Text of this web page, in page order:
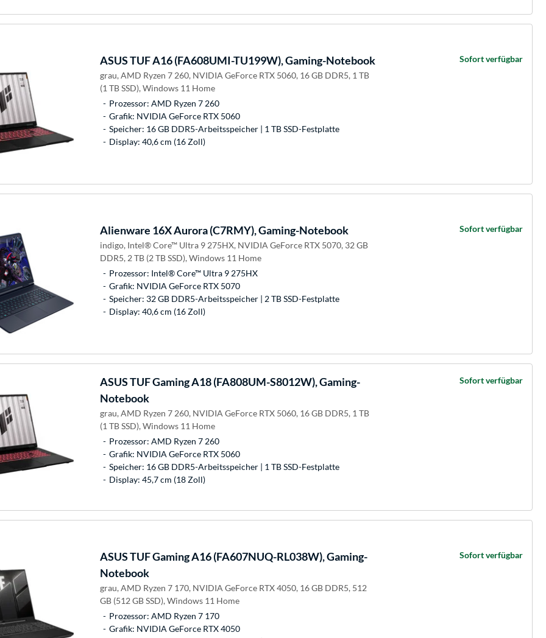
ASUSTUF A16 (FA608UMI-TU199W), Gaming-Notebook
grau, AMD Ryzen 7 260, NVIDIA GeForce RTX 5060, 16 GB DDR5, 1 TB
(1 TB SSD), Windows 11 Home
Prozessor: AMD Ryzen 7 260
Grafik: NVIDIA GeForce RTX 5060
Speicher: 16 GB DDR5-Arbeitsspeicher | 1 TB SSD-Festplatte
Display: 40,6 cm (16 Zoll)
Sofort verfügbar
Alienware 16X Aurora (C7RMY), Gaming-Notebook
indigo, Intel® Core™ Ultra 9 275HX, NVIDIA GeForce RTX 5070, 32 GB
DDR5, 2 TB (2 TB SSD), Windows 11 Home
Prozessor: Intel® Core™ Ultra 9 275HX
Grafik: NVIDIA GeForce RTX 5070
Speicher: 32 GB DDR5-Arbeitsspeicher | 2 TB SSD-Festplatte
Display: 40,6 cm (16 Zoll)
Sofort verfügbar
ASUSTUF Gaming A18 (FA808UM-S8012W), Gaming-
Notebook
grau, AMD Ryzen 7 260, NVIDIA GeForce RTX 5060, 16 GB DDR5, 1 TB
(1 TB SSD), Windows 11 Home
Prozessor: AMD Ryzen 7 260
Grafik: NVIDIA GeForce RTX 5060
Speicher: 16 GB DDR5-Arbeitsspeicher | 1 TB SSD-Festplatte
Display: 45,7 cm (18 Zoll)
Sofort verfügbar
ASUSTUF Gaming A16 (FA607NUQ-RL038W), Gaming-
Notebook
grau, AMD Ryzen 7 170, NVIDIA GeForce RTX 4050, 16 GB DDR5, 512
GB (512 GB SSD), Windows 11 Home
Prozessor: AMD Ryzen 7 170
Grafik: NVIDIA GeForce RTX 4050
Sofort verfügbar